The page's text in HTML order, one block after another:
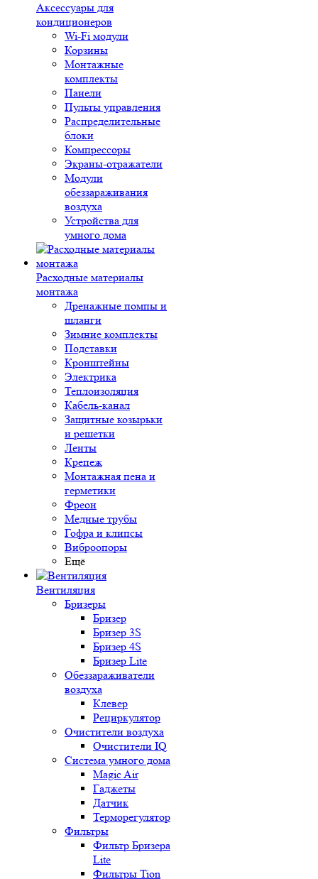
Аксессуары для
кондиционеров
Wi-Fi модули
Корзины
Монтажные
комплекты
Панели
Пульты управления
Распределительные
блоки
Компрессоры
Экраны-отражатели
Модули
обеззараживания
воздуха
Устройства для
умного дома
Расходные материалы
монтажа
Дренажные помпы и
шланги
Зимние комплекты
Подставки
Кронштейны
Электрика
Теплоизоляция
Кабель-канал
Защитные козырьки
и решетки
Ленты
Крепеж
Монтажная пена и
герметики
Фреон
Медные трубы
Гофра и клипсы
Виброопоры
Ещё
Вентиляция
Бризеры
Бризер
Бризер 3S
Бризер 4S
Бризер Lite
Обеззараживатели
воздуха
Клевер
Рециркулятор
Очистители воздуха
Очистители IQ
Система умного дома
Magic Air
Гаджеты
Датчик
Терморегулятор
Фильтры
Фильтр Бризера
Lite
Фильтры Tion